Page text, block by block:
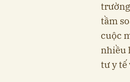
tầm
cuộc
nhiều
tư y tế